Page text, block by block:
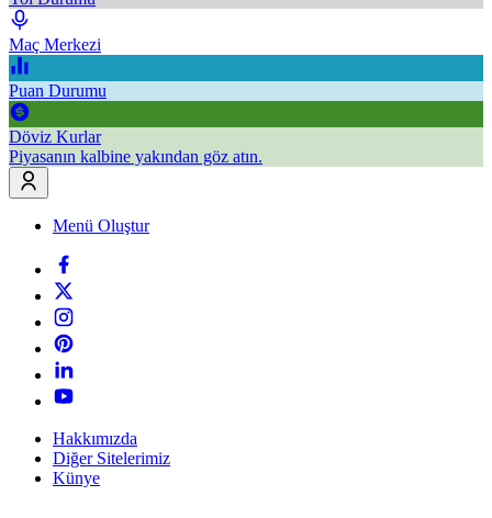
Maç Merkezi
Puan Durumu
Döviz Kurlar
Piyasanın kalbine yakından göz atın.
Menü Oluştur
Hakkımızda
Diğer Sitelerimiz
Künye